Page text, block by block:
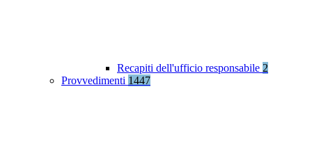
Recapiti dell'ufficio responsabile 2
Provvedimenti 1447